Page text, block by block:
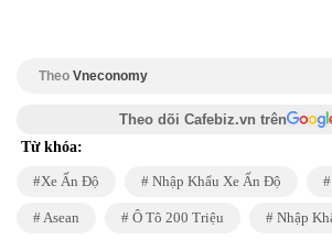
Theo Vneconomy
Theo dõi Cafebiz.vn trên
Từ khóa:
Xe Ấn Độ Nhập Khẩu Xe Ấn Độ
Asean Ô Tô 200 Triệu Nhập